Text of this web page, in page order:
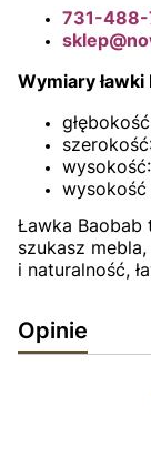
731-
Wymiary ławki
wysokość
Ławka
szukasz
i naturalność,
Opinie